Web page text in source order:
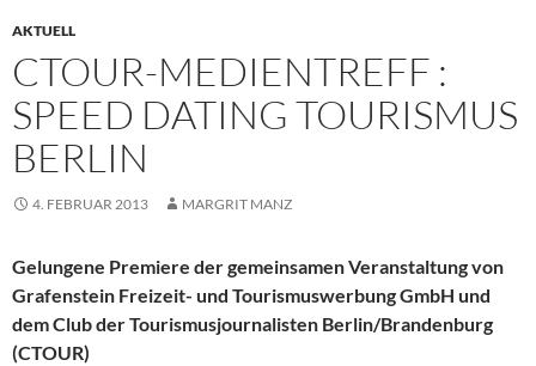
AKTUELL
CTOUR-MEDIENTREFF :
SPEED DATING TOURISMUS
BERLIN
4. FEBRUAR 2013 MARGRIT MANZ
Gelungene Premiere der gemeinsamen Veranstaltung von
Grafenstein Freizeit- und Tourismuswerbung GmbH und
dem Club der Tourismusjournalisten Berlin/Brandenburg
(CTOUR)